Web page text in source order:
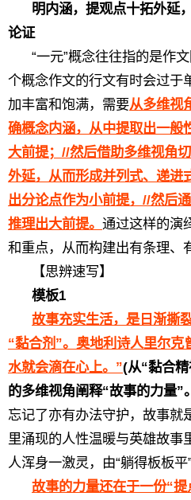
明内涵，提观点十拓外延
论证
“一元”概念往往指的是作
个概念作文的行文有时会过于
加丰富和饱满，需要从多维视
确概念内涵，从中提取出一般
大前提；//然后借助多维视角
外延，从而形成并列式、递进
出分论点作为小前提，//然后
推理出大前提。 通过这样的演
和重点，从而构建出有条理、
【思辨速写】
模板1
故事充实生活，是日渐撕
“黏合剂”。奥地利诗人里尔
水就会滴在心上。”(从“黏合
的多维视角阐释“故事的力量”
忘记了亦有办法守护，故事就
里涌现的人性温暖与英雄故事
人浑身一激灵，由“躺得板板平
故事的力量还在于一份“